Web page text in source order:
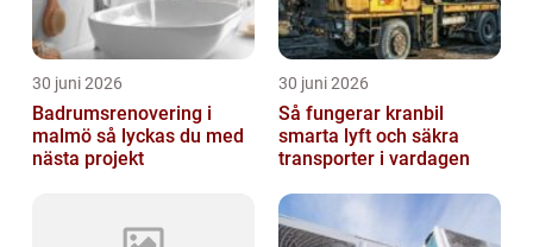
30 juni 2026
Badrumsrenovering i
malmö så lyckas du med
nästa projekt
30 juni 2026
Så fungerar kranbil
smarta lyft och säkra
transporter i vardagen